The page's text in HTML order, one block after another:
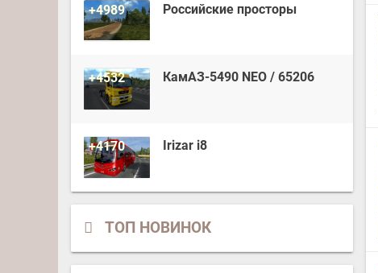
+4989 Российские просторы
+4532 КамАЗ-5490 NEO / 65206
+4170 Irizar i8
ТОП НОВИНОК